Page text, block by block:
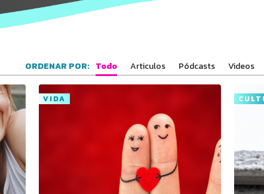
ORDENAR POR: Todo Articulos Pódcasts Videos
VIDA